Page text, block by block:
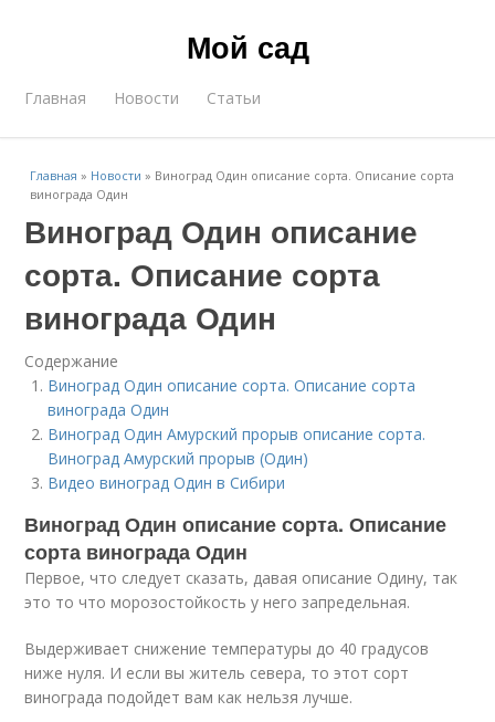
Мой сад
Главная Новости Статьи
Главная » Новости » Виноград Один описание сорта. Описание сорта
винограда Один
Виноград Один описание
сорта. Описание сорта
винограда Один
Содержание
Виноград Один описание сорта. Описание сорта
винограда Один
Виноград Один Амурский прорыв описание сорта.
Виноград Амурский прорыв (Один)
Видео виноград Один в Сибири
Виноград Один описание сорта. Описание
сорта винограда Один
Первое, что следует сказать, давая описание Одину, так
это то что морозостойкость у него запредельная.
Выдерживает снижение температуры до 40 градусов
ниже нуля. И если вы житель севера, то этот сорт
винограда подойдет вам как нельзя лучше.